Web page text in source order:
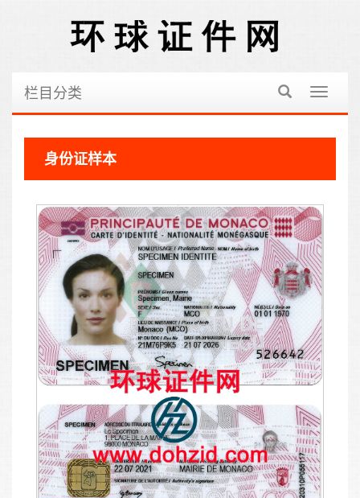
切
航
栏目分类
身份证样本